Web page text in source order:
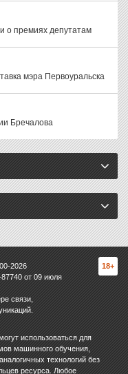
о премиях депутатам
мэра Первоуральска
Бречалова
2026
от 09 июля
связи,
18+
использоваться для
машинного обучения,
технологий без
ресурса. Любое